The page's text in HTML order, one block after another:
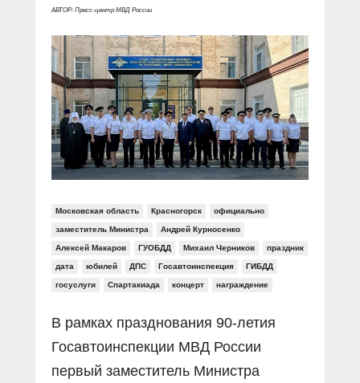
Социальные ролики
Специальный репортаж
КиберПОСТОВОЙ
Журнал «Полиция России»
Контакты
Вакансии
АВТОР: Пресс-центр МВД России
Московская область Красногорск официально
заместитель Министра Андрей Курносенко
Алексей Макаров ГУОБДД Михаил Черников праздник
дата юбилей ДПС Госавтоинспекция ГИБДД
госуслуги Спартакиада концерт награждение
В рамках празднования 90-летия
Госавтоинспекции МВД России
первый заместитель Министра